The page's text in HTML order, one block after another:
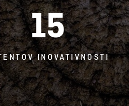
15
INOVATIVNOSTI